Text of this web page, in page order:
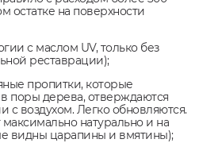
остатке на поверхности
с маслом UV, только без
реставрации);
пропитки, которые
поры дерева, отверждаются
с воздухом. Легко обновляются.
натурально и на
видны царапины и вмятины);